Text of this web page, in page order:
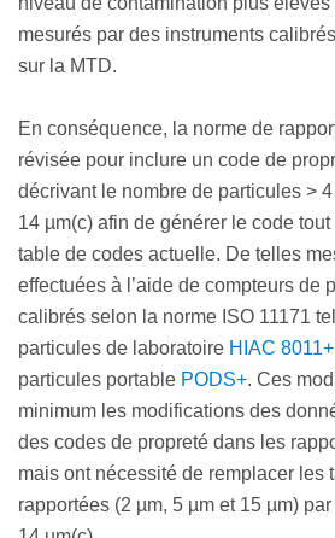
mesurés par des instruments
sur la MTD.
En conséquence, la norme de
révisée pour inclure un code de
décrivant le nombre de particules >
14 µm(c) afin de générer le code
table de codes actuelle. De telles
effectuées à l’aide de compteurs de
calibrés selon la norme ISO 11171
particules de laboratoire HIAC 8011+
particules portable PODS+. Ces
minimum les modifications des
des codes de propreté dans les
mais ont nécessité de remplacer les
rapportées (2 µm, 5 µm et 15 µm)